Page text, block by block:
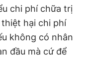
chi phí chữa trị
hại chi phí
không có nhân
đầu mà cứ để